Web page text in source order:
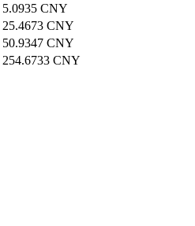
5.0935 CNY
25.4673 CNY
50.9347 CNY
254.6733 CNY